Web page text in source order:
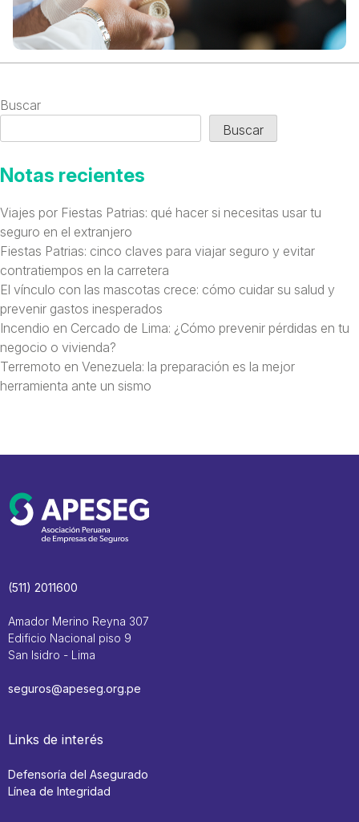
Buscar
Buscar
Notas recientes
Viajes por Fiestas Patrias: qué hacer si necesitas usar tu
seguro en el extranjero
Fiestas Patrias: cinco claves para viajar seguro y evitar
contratiempos en la carretera
El vínculo con las mascotas crece: cómo cuidar su salud y
prevenir gastos inesperados
Incendio en Cercado de Lima: ¿Cómo prevenir pérdidas en tu
negocio o vivienda?
Terremoto en Venezuela: la preparación es la mejor
herramienta ante un sismo
(511) 2011600
Amador Merino Reyna 307
Edificio Nacional piso 9
San Isidro - Lima
seguros@apeseg.org.pe
Links de interés
Defensoría del Asegurado
Línea de Integridad